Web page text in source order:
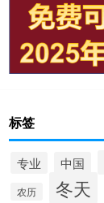
标签
专业 中国
农历 冬天